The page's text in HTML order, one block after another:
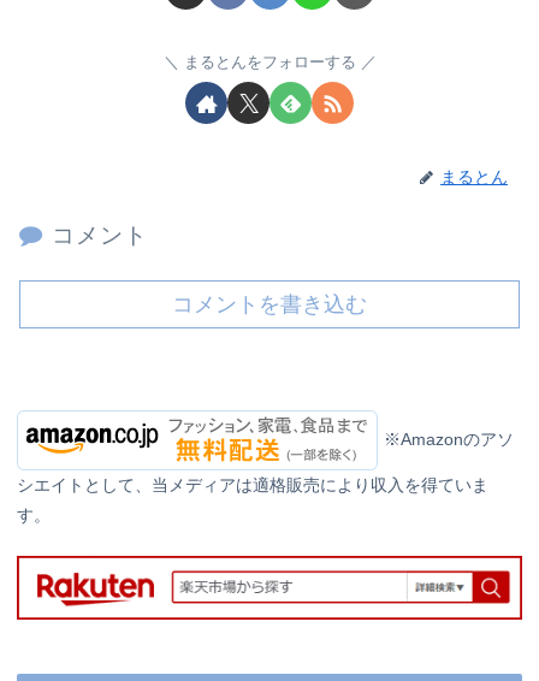
まるとんをフォローする
まるとん
コメント
コメントを書き込む
※Amazonのアソ
シエイトとして、当メディアは適格販売により収入を得ていま
す。